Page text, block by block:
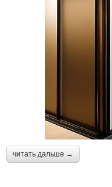
читать дальше →